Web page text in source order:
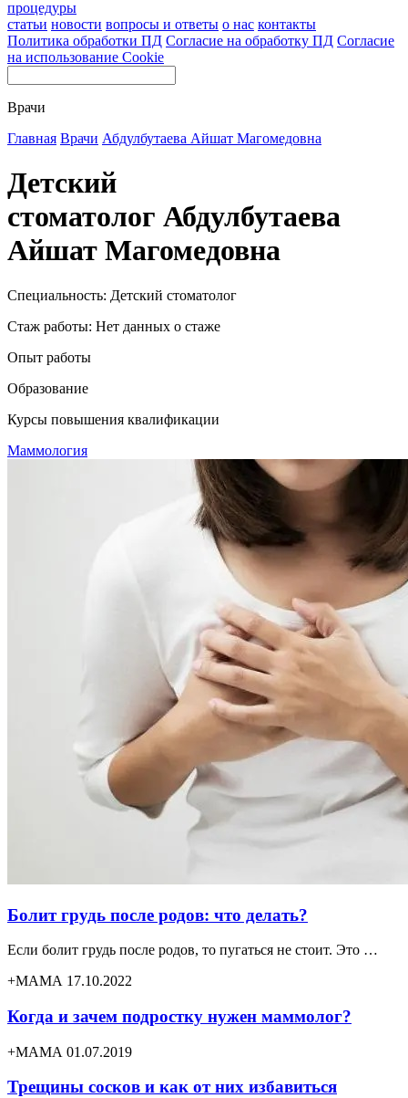
процедуры
статьи новости вопросы и ответы о нас контакты
Политика обработки ПД Согласие на обработку ПД Согласие
на использование Cookie
Врачи
Главная Врачи Абдулбутаева Айшат Магомедовна
Детский
стоматолог Абдулбутаева
Айшат Магомедовна
Специальность: Детский стоматолог
Стаж работы: Нет данных о стаже
Опыт работы
Образование
Курсы повышения квалификации
Маммология
Болит грудь после родов: что делать?
Если болит грудь после родов, то пугаться не стоит. Это …
+МАМА 17.10.2022
Когда и зачем подростку нужен маммолог?
+МАМА 01.07.2019
Трещины сосков и как от них избавиться